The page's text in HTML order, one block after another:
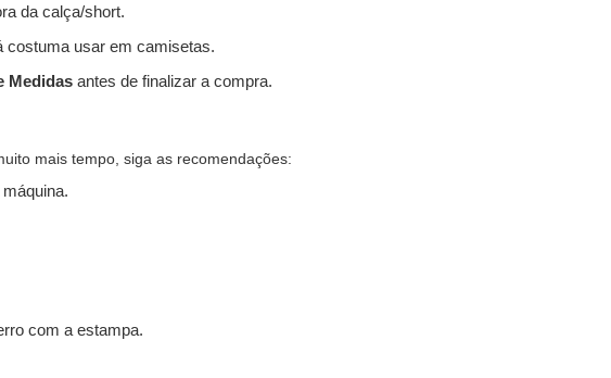
da calça/short.
costuma usar em camisetas.
Medidas antes de finalizar a compra.
mais tempo, siga as recomendações:
com a estampa.